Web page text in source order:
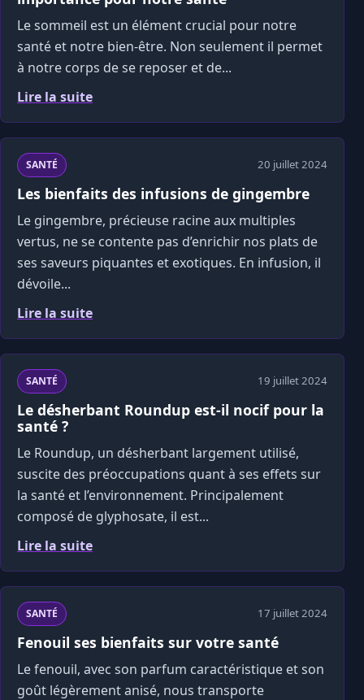
Le sommeil est un élément crucial pour notre
santé et notre bien-être. Non seulement il permet
à notre corps de se reposer et de...
Lire la suite
SANTÉ 20 juillet 2024
Les bienfaits des infusions de gingembre
Le gingembre, précieuse racine aux multiples
vertus, ne se contente pas d’enrichir nos plats de
ses saveurs piquantes et exotiques. En infusion, il
dévoile...
Lire la suite
SANTÉ 19 juillet 2024
Le désherbant Roundup est-il nocif pour la
santé ?
Le Roundup, un désherbant largement utilisé,
suscite des préoccupations quant à ses effets sur
la santé et l’environnement. Principalement
composé de glyphosate, il est...
Lire la suite
SANTÉ 17 juillet 2024
Fenouil ses bienfaits sur votre santé
Le fenouil, avec son parfum caractéristique et son
goût légèrement anisé, nous transporte